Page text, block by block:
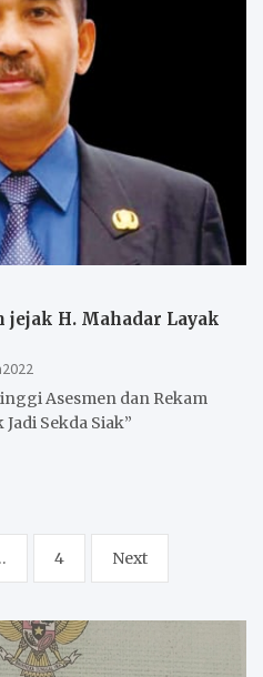
H. Mahadar Layak
Asesmen dan Rekam
Sekda Siak”
4 Next